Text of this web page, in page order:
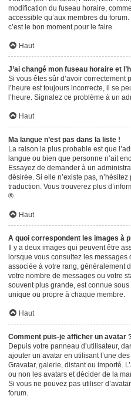
modification du fuseau horaire,
accessible qu’aux membres du
c’est le bon moment pour le faire.
Haut
J’ai changé mon fuseau horaire et
Si vous êtes sûr d’avoir correctement
l’heure est toujours incorrecte, il se
l’heure. Signalez ce problème à un
Haut
Ma langue n’est pas dans la liste !
La raison la plus probable est que
langue ou bien que personne n’ait
Essayez de demander à un
désirée. Si elle n’existe pas,
traduction. Vous trouverez plus
®.
Haut
A quoi correspondent les images à
Il y a deux images qui peuvent être
lorsque vous consultez les messages
associée à votre rang, généralement
votre nombre de messages ou votre
souvent plus grande, est connue
unique ou propre à chaque membre.
Haut
Comment puis-je afficher un avatar
Depuis votre panneau d’utilisateur,
ajouter un avatar en utilisant l’une
Gravatar, galerie, distant ou importé.
ou non les avatars et décider de la
Si vous ne pouvez pas utiliser
forum.